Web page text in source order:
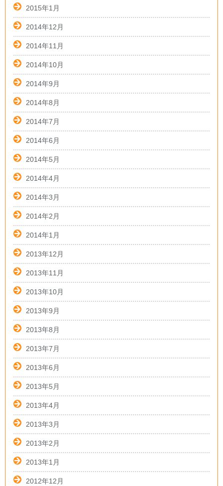
2015年1月
2014年12月
2014年11月
2014年10月
2014年9月
2014年8月
2014年7月
2014年6月
2014年5月
2014年4月
2014年3月
2014年2月
2014年1月
2013年12月
2013年11月
2013年10月
2013年9月
2013年8月
2013年7月
2013年6月
2013年5月
2013年4月
2013年3月
2013年2月
2013年1月
2012年12月